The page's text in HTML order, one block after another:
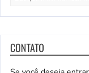
CONTATO